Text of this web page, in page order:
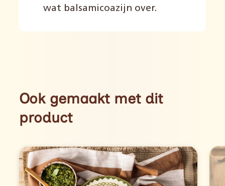
wat balsamicoazijn over.
Ook gemaakt met dit
product